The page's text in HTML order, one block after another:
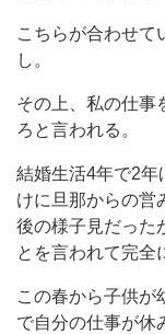
こちらが合わせて
し。
その上、私の仕事
ろと言われる。
結婚生活4年で2年
けに旦那からの営
後の様子見だった
とを言われて完全
この春から子供が
で自分の仕事が休